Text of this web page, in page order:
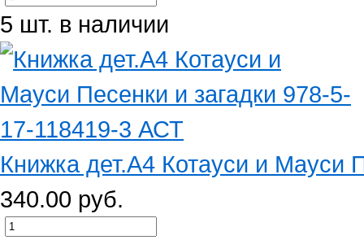
5 шт. в наличии
Книжка дет.А4 Котауси и Мауси
340.00 руб.